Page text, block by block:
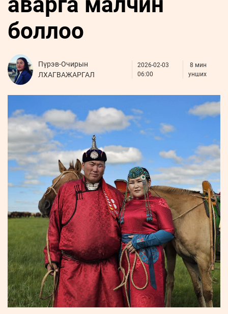
Бизнес
Leaderships
forum
ФОТО
ҮНДЭСНИЙ
МЭДЭЭЛЛИЙН
боллоо
Пүрэв-Очирын
ЛХАГВАЖАРГАЛ
2026-02-03
06:00
8 мин
унших